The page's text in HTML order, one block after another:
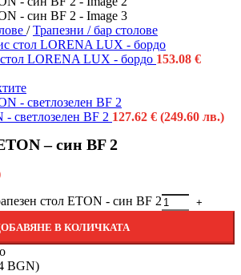
/ Трапезни / бар столове
LORENA LUX - бордо 153.08 €
- светлозелен BF 2 127.62 € (249.60 лв.)
– син BF 2
стол ETON - син BF 2
В КОЛИЧКАТА
BGN)